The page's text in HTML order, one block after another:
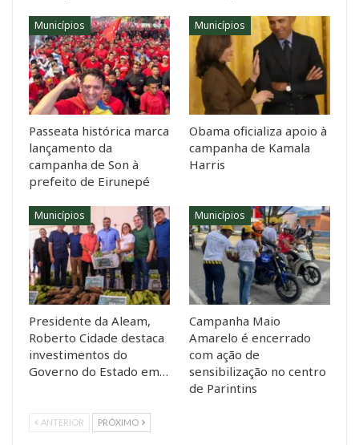
Municípios
Passeata histórica marca
lançamento da
campanha de Son à
prefeito de Eirunepé
Municípios
Obama oficializa apoio à
campanha de Kamala
Harris
Municípios
Presidente da Aleam,
Roberto Cidade destaca
investimentos do
Governo do Estado em…
Municípios
Campanha Maio
Amarelo é encerrado
com ação de
sensibilização no centro
de Parintins
ANTERIOR PRÓXIMO